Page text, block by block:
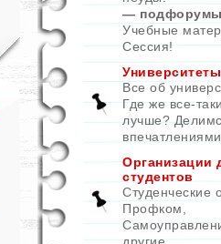
—
Учебные
Сессия!
Университеты
Все об
Где же все-
лучше?
Организации
студентов
Студенческие
Профком,